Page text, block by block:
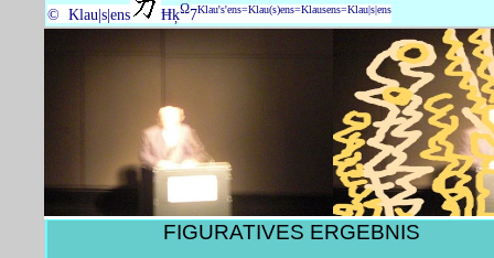
© Klau|s|ens ĦķΩ7Klau's'ens=Klau(s)ens=Klausens=Klau|s|ens
FIGURATIVES ERGEBNIS